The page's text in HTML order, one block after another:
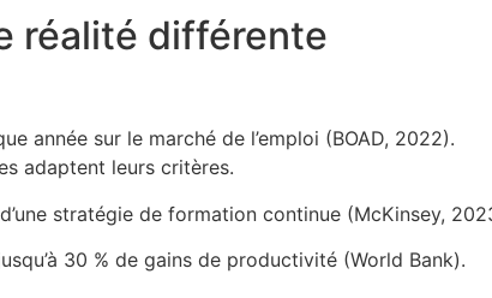
réalité différente
année sur le marché de l’emploi (BOAD, 2022).
adaptent leurs critères.
stratégie de formation continue (McKinsey,
30 % de gains de productivité (World Bank).